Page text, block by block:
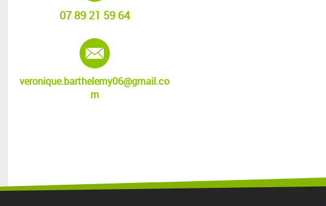
07 89 21 59 64
veronique.barthelemy06@gmail.co
m